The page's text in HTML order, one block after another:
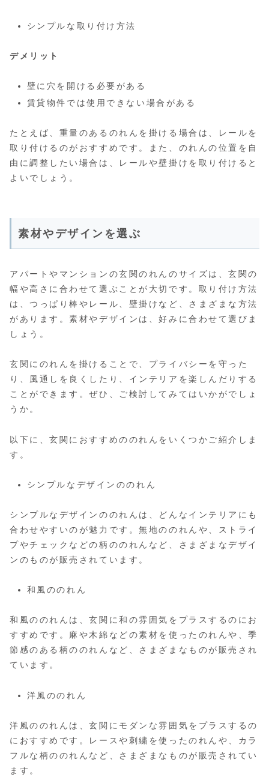
シンプルな取り付け方法
デメリット
壁に穴を開ける必要がある
賃貸物件では使用できない場合がある
たとえば、重量のあるのれんを掛ける場合は、レールを
取り付けるのがおすすめです。また、のれんの位置を自
由に調整したい場合は、レールや壁掛けを取り付けると
よいでしょう。
素材やデザインを選ぶ
アパートやマンションの玄関のれんのサイズは、玄関の
幅や高さに合わせて選ぶことが大切です。取り付け方法
は、つっぱり棒やレール、壁掛けなど、さまざまな方法
があります。素材やデザインは、好みに合わせて選びま
しょう。
玄関にのれんを掛けることで、プライバシーを守った
り、風通しを良くしたり、インテリアを楽しんだりする
ことができます。ぜひ、ご検討してみてはいかがでしょ
うか。
以下に、玄関におすすめののれんをいくつかご紹介しま
す。
シンプルなデザインののれん
シンプルなデザインののれんは、どんなインテリアにも
合わせやすいのが魅力です。無地ののれんや、ストライ
プやチェックなどの柄ののれんなど、さまざまなデザイ
ンのものが販売されています。
和風ののれん
和風ののれんは、玄関に和の雰囲気をプラスするのにお
すすめです。麻や木綿などの素材を使ったのれんや、季
節感のある柄ののれんなど、さまざまなものが販売され
ています。
洋風ののれん
洋風ののれんは、玄関にモダンな雰囲気をプラスするの
におすすめです。レースや刺繍を使ったのれんや、カラ
フルな柄ののれんなど、さまざまなものが販売されてい
ます。